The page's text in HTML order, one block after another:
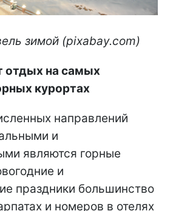
зимой (pixabay.com)
отдых на самых
курортах
направлений
и
являются горные
и
праздники большинство
и номеров в отелях